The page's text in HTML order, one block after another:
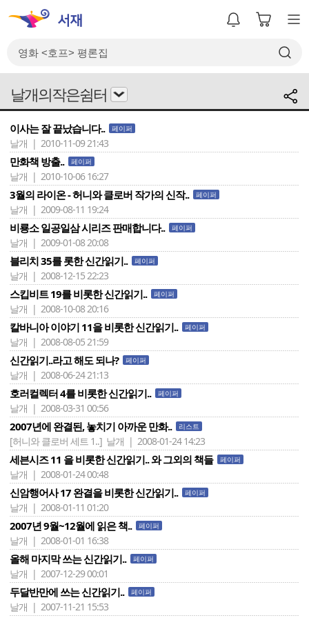
날개의작은쉼터
이사는 잘 끝났습니다.. 페이퍼
날개 | 2010-11-09 21:43
만화책 방출.. 페이퍼
날개 | 2010-10-06 16:27
3월의 라이온 - 허니와 클로버 작가의 신작.. 페이퍼
날개 | 2009-08-11 19:24
비룡소 일공일삼 시리즈 판매합니다.. 페이퍼
날개 | 2009-01-08 20:08
블리치 35를 롯한 신간읽기.. 페이퍼
날개 | 2008-12-15 22:23
스킵비트 19를 비롯한 신간읽기.. 페이퍼
날개 | 2008-10-08 20:16
칼바니아 이야기 11을 비롯한 신간읽기.. 페이퍼
날개 | 2008-08-05 21:59
신간읽기..라고 해도 되나? 페이퍼
날개 | 2008-06-24 21:13
호러컬렉터 4를 비롯한 신간읽기.. 페이퍼
날개 | 2008-03-31 00:56
2007년에 완결된, 놓치기 아까운 만화.. 리스트
[허니와 클로버 세트 1..] 날개 | 2008-01-24 14:23
세븐시즈 11 을 비롯한 신간읽기.. 와 그외의 책들 페이퍼
날개 | 2008-01-24 00:48
신암행어사 17 완결을 비롯한 신간읽기.. 페이퍼
날개 | 2008-01-11 01:20
2007년 9월~12월에 읽은 책.. 페이퍼
날개 | 2008-01-01 16:38
올해 마지막 쓰는 신간읽기.. 페이퍼
날개 | 2007-12-29 00:01
두달반만에 쓰는 신간읽기.. 페이퍼
날개 | 2007-11-21 15:53